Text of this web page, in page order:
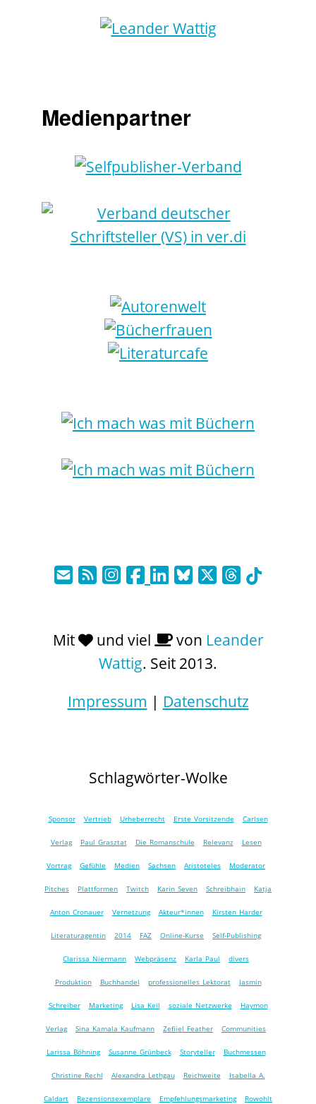
Medienpartner
Mit und viel von Leander
Wattig. Seit 2013.
Impressum | Datenschutz
Schlagwörter-Wolke
Sponsor Vertrieb Urheberrecht Erste Vorsitzende Carlsen
Verlag Paul Grasztat Die Romanschule Relevanz Lesen
Vortrag Gefühle Medien Sachsen Aristoteles Moderator
Pitches Plattformen Twitch Karin Seven Schreibhain Katja
Anton Cronauer Vernetzung Akteur*innen Kirsten Harder
Literaturagentin 2014 FAZ Online-Kurse Self-Publishing
Clarissa Niermann Webpräsenz Karla Paul divers
Produktion Buchhandel professionelles Lektorat Jasmin
Schreiber Marketing Lisa Keil soziale Netzwerke Haymon
Verlag Sina Kamala Kaufmann Zefiiel Feather Communities
Larissa Böhning Susanne Grünbeck Storyteller Buchmessen
Christine Rechl Alexandra Lethgau Reichweite Isabella A.
Caldart Rezensionsexemplare Empfehlungsmarketing Rowohlt